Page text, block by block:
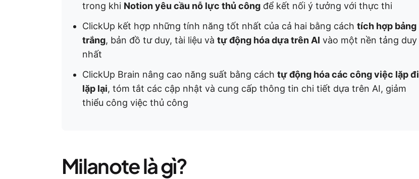
trong khi Notion yêu cầu nỗ lực thủ công để kết nối ý tưởng với thực thi
ClickUp kết hợp những tính năng tốt nhất của cả hai bằng cách tích hợp bảng
trắng, bản đồ tư duy, tài liệu và tự động hóa dựa trên AI vào một nền tảng duy
nhất
ClickUp Brain nâng cao năng suất bằng cách tự động hóa các công việc lặp đi
lặp lại, tóm tắt các cập nhật và cung cấp thông tin chi tiết dựa trên AI, giảm
thiểu công việc thủ công
Milanote là gì?